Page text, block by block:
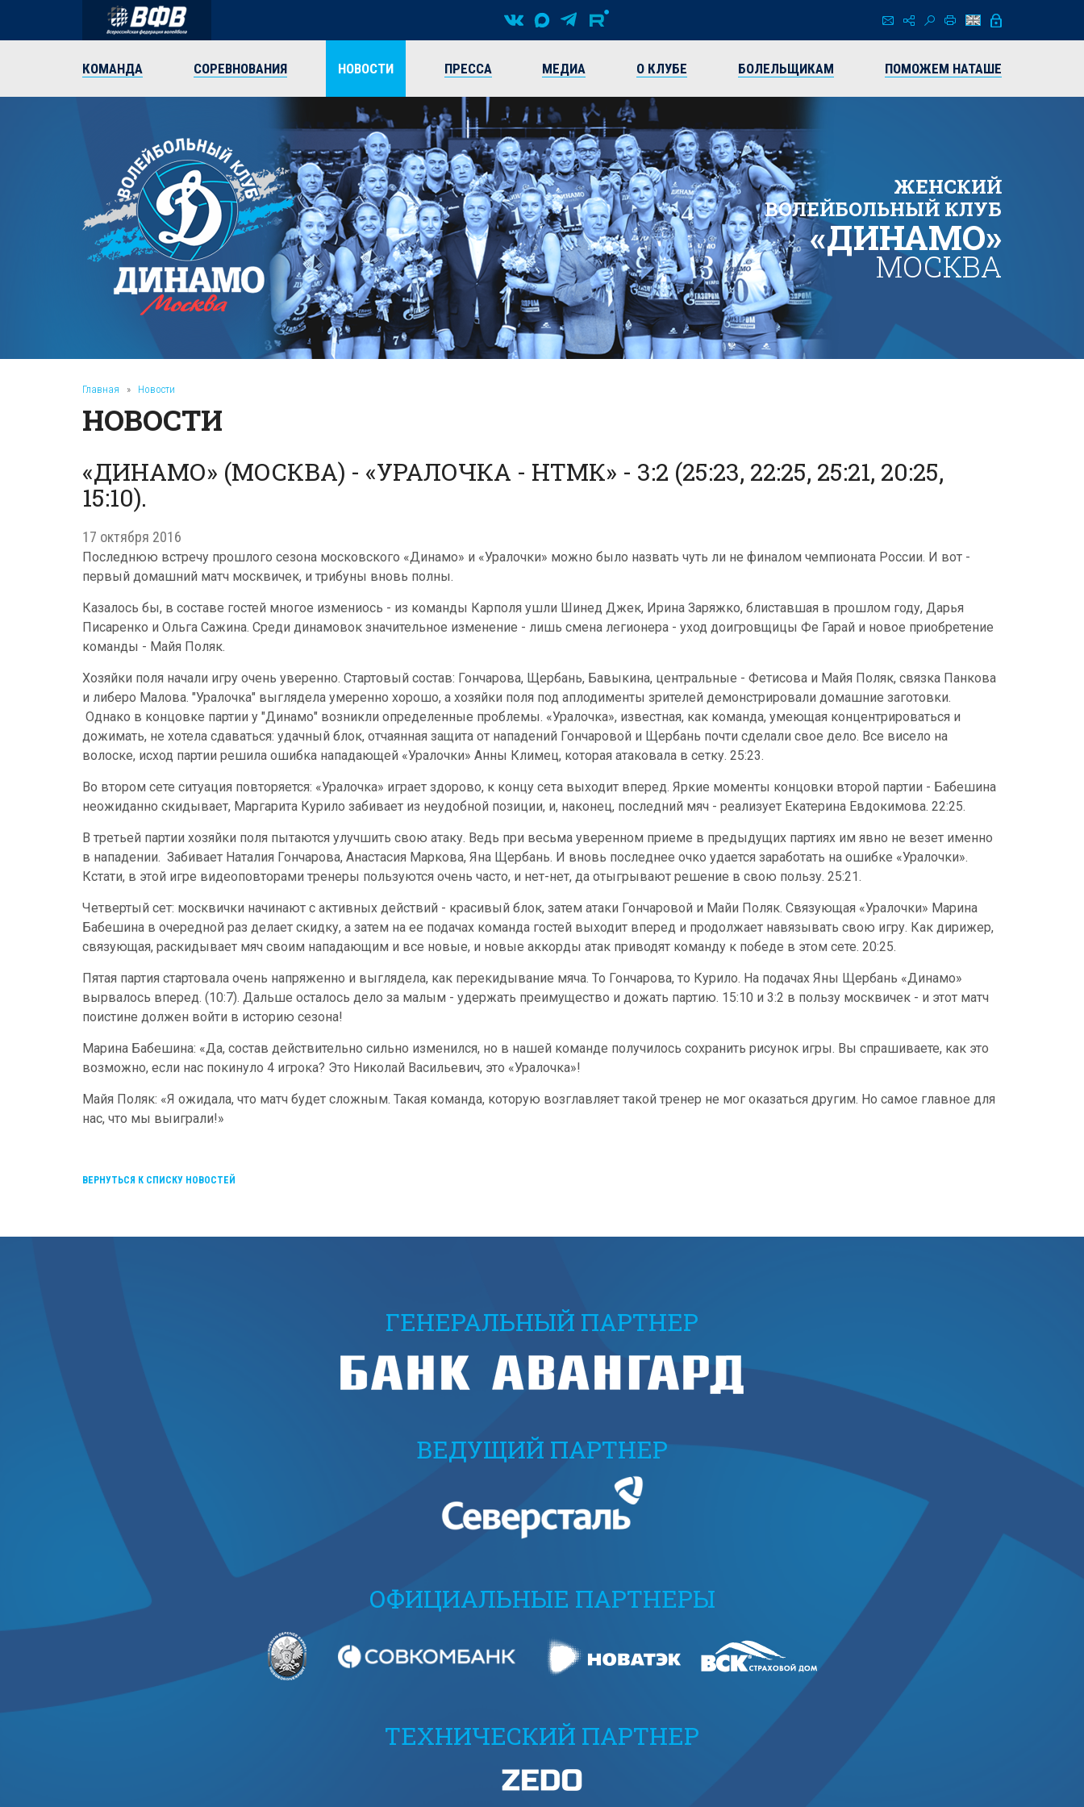
КОМАНДА СОРЕВНОВАНИЯ НОВОСТИ ПРЕССА МЕДИА О КЛУБЕ БОЛЕЛЬЩИКАМ ПОМОЖЕМ НАТАШЕ
ЖЕНСКИЙ
ВОЛЕЙБОЛЬНЫЙ КЛУБ
«ДИНАМО»
МОСКВА
Главная » Новости
НОВОСТИ
«ДИНАМО» (МОСКВА) - «УРАЛОЧКА - НТМК» - 3:2 (25:23, 22:25, 25:21, 20:25,
15:10).
17 октября 2016
Последнюю встречу прошлого сезона московского «Динамо» и «Уралочки» можно было назвать чуть ли не финалом чемпионата России. И вот -
первый домашний матч москвичек, и трибуны вновь полны.
Казалось бы, в составе гостей многое измениось - из команды Карполя ушли Шинед Джек, Ирина Заряжко, блиставшая в прошлом году, Дарья
Писаренко и Ольга Сажина. Среди динамовок значительное изменение - лишь смена легионера - уход доигровщицы Фе Гарай и новое приобретение
команды - Майя Поляк.
Хозяйки поля начали игру очень уверенно. Стартовый состав: Гончарова, Щербань, Бавыкина, центральные - Фетисова и Майя Поляк, связка Панкова
и либеро Малова. "Уралочка" выглядела умеренно хорошо, а хозяйки поля под аплодименты зрителей демонстрировали домашние заготовки.
Однако в концовке партии у "Динамо" возникли определенные проблемы. «Уралочка», известная, как команда, умеющая концентрироваться и
дожимать, не хотела сдаваться: удачный блок, отчаянная защита от нападений Гончаровой и Щербань почти сделали свое дело. Все висело на
волоске, исход партии решила ошибка нападающей «Уралочки» Анны Климец, которая атаковала в сетку. 25:23.
Во втором сете ситуация повторяется: «Уралочка» играет здорово, к концу сета выходит вперед. Яркие моменты концовки второй партии - Бабешина
неожиданно скидывает, Маргарита Курило забивает из неудобной позиции, и, наконец, последний мяч - реализует Екатерина Евдокимова. 22:25.
В третьей партии хозяйки поля пытаются улучшить свою атаку. Ведь при весьма уверенном приеме в предыдущих партиях им явно не везет именно
в нападении. Забивает Наталия Гончарова, Анастасия Маркова, Яна Щербань. И вновь последнее очко удается заработать на ошибке «Уралочки».
Кстати, в этой игре видеоповторами тренеры пользуются очень часто, и нет-нет, да отыгрывают решение в свою пользу. 25:21.
Четвертый сет: москвички начинают с активных действий - красивый блок, затем атаки Гончаровой и Майи Поляк. Связующая «Уралочки» Марина
Бабешина в очередной раз делает скидку, а затем на ее подачах команда гостей выходит вперед и продолжает навязывать свою игру. Как дирижер,
связующая, раскидывает мяч своим нападающим и все новые, и новые аккорды атак приводят команду к победе в этом сете. 20:25.
Пятая партия стартовала очень напряженно и выглядела, как перекидывание мяча. То Гончарова, то Курило. На подачах Яны Щербань «Динамо»
вырвалось вперед. (10:7). Дальше осталось дело за малым - удержать преимущество и дожать партию. 15:10 и 3:2 в пользу москвичек - и этот матч
поистине должен войти в историю сезона!
Марина Бабешина: «Да, состав действительно сильно изменился, но в нашей команде получилось сохранить рисунок игры. Вы спрашиваете, как это
возможно, если нас покинуло 4 игрока? Это Николай Васильевич, это «Уралочка»!
Майя Поляк: «Я ожидала, что матч будет сложным. Такая команда, которую возглавляет такой тренер не мог оказаться другим. Но самое главное для
нас, что мы выиграли!»
ВЕРНУТЬСЯ К СПИСКУ НОВОСТЕЙ
ГЕНЕРАЛЬНЫЙ ПАРТНЕР
ВЕДУЩИЙ ПАРТНЕР
ОФИЦИАЛЬНЫЕ ПАРТНЕРЫ
ТЕХНИЧЕСКИЙ ПАРТНЕР